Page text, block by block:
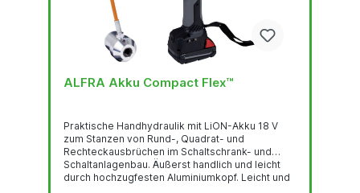
ALFRA Akku Compact Flex™
Praktische Handhydraulik mit LiON-Akku 18 V
zum Stanzen von Rund-, Quadrat- und
Rechteckausbrüchen im Schaltschrank- und
Schaltanlagenbau. Äußerst handlich und leicht
durch hochzugfesten Aluminiumkopf. Leicht und